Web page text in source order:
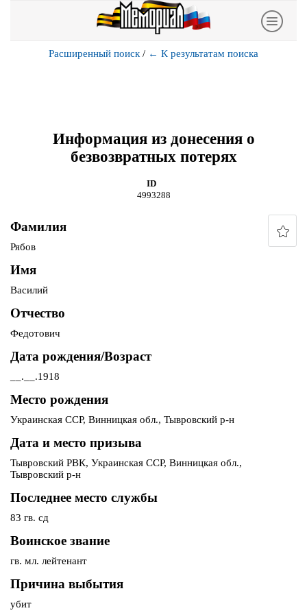
Расширенный поиск / ← К результатам поиска
Информация из донесения о
безвозвратных потерях
ID
4993288
Фамилия
Рябов
Имя
Василий
Отчество
Федотович
Дата рождения/Возраст
__.__.1918
Место рождения
Украинская ССР, Винницкая обл., Тывровский р-н
Дата и место призыва
Тывровский РВК, Украинская ССР, Винницкая обл.,
Тывровский р-н
Последнее место службы
83 гв. сд
Воинское звание
гв. мл. лейтенант
Причина выбытия
убит